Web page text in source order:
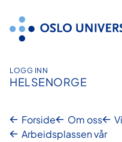
innhold
LOGG INN
HELSENORGE
Forside Om oss
Arbeidsplassen vår